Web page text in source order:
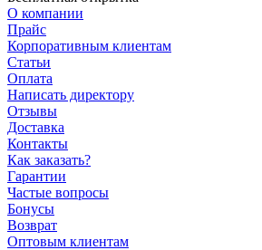
О компании
Прайс
Корпоративным клиентам
Статьи
Оплата
Написать директору
Отзывы
Доставка
Контакты
Как заказать?
Гарантии
Частые вопросы
Бонусы
Возврат
Оптовым клиентам